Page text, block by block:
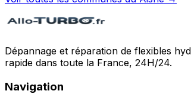
Dépannage et réparation de flexibles
rapide dans toute la France, 24H/24.
Navigation